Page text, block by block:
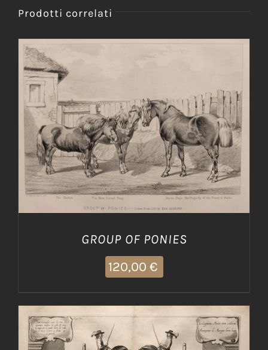
Prodotti correlati
AGGIUNGI AL CARRELLO / DETTAGLI
GROUP OF PONIES
120,00 €